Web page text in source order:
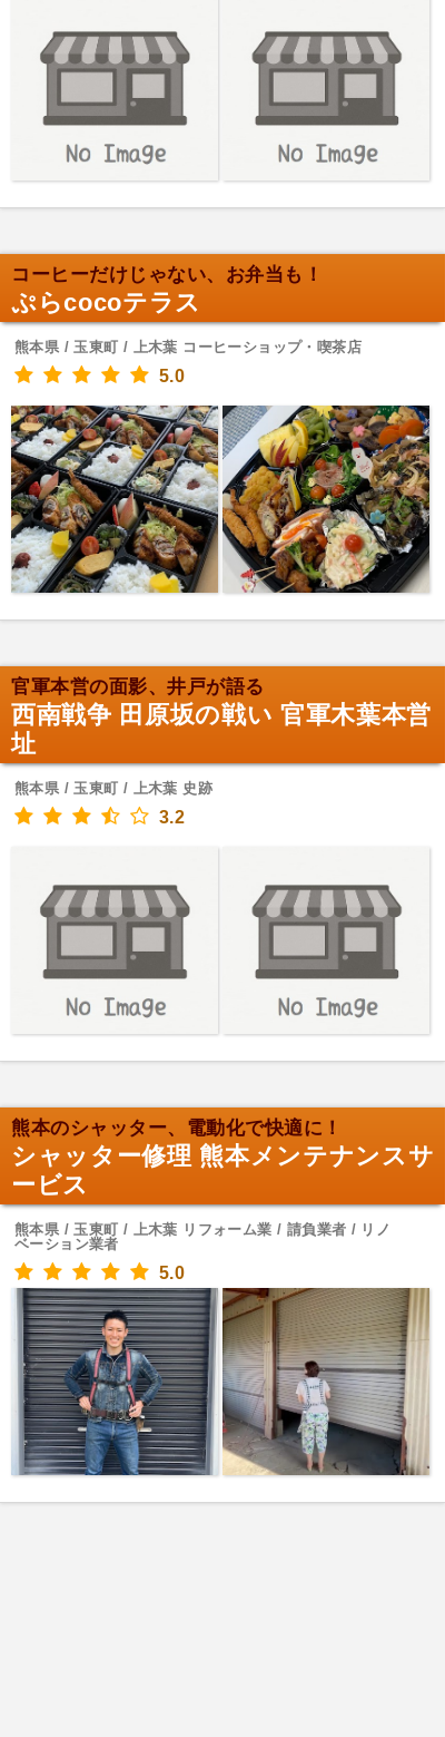
コーヒーだけじゃない、お弁当も！
ぷらcocoテラス
熊本県 / 玉東町 / 上木葉 コーヒーショップ・喫茶店
5.0
官軍本営の面影、井戸が語る
西南戦争 田原坂の戦い 官軍木葉本営
址
熊本県 / 玉東町 / 上木葉 史跡
3.2
熊本のシャッター、電動化で快適に！
シャッター修理 熊本メンテナンスサ
ービス
熊本県 / 玉東町 / 上木葉 リフォーム業 / 請負業者 / リノ
ベーション業者
5.0